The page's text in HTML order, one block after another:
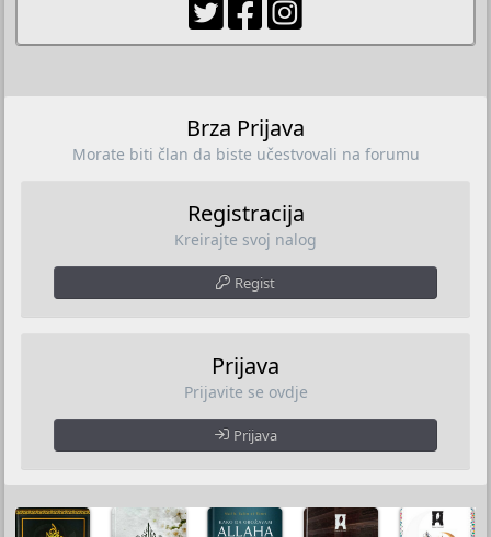
Brza Prijava
Morate biti član da biste učestvovali na forumu
Registracija
Kreirajte svoj nalog
Regist
Prijava
Prijavite se ovdje
Prijava